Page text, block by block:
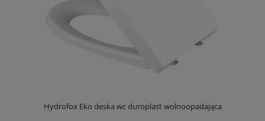
Hydrofox Eko deska wc duroplast wolnoopadająca